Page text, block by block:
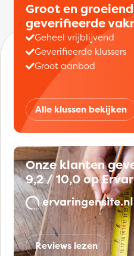
Groot en
geverifieerde
Geheel vrijblijvend
Geverifieerde klussers
Groot aanbod
Alle klussen bekijken
Onze klanten
9,2 / 10,0 op
Reviews lezen